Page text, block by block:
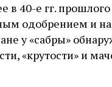
40-е гг.
одобрением и
у «сабры»
«крутости» и